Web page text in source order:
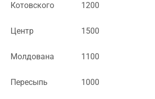
Котовского 1200
Центр 1500
Молдована 1100
Пересыпь 1000